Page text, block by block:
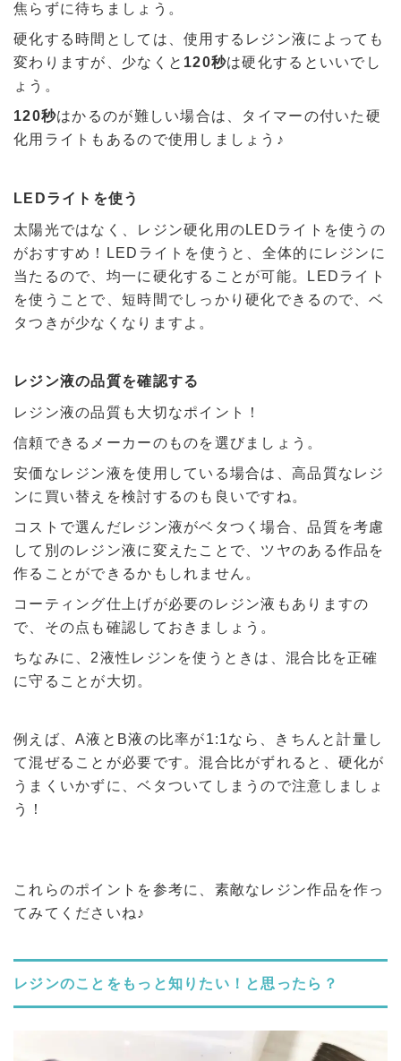
焦らずに待ちましょう。
硬化する時間としては、使用するレジン液によっても
変わりますが、少なくと 120秒は硬化するといいでし
ょう。
120秒はかるのが難しい場合は、タイマーの付いた硬
化用ライトもあるので使用しましょう♪
LEDライトを使う
太陽光ではなく、レジン硬化用のLEDライトを使うの
がおすすめ！LEDライトを使うと、全体的にレジンに
当たるので、均一に硬化することが可能。LEDライト
を使うことで、短時間でしっかり硬化できるので、ベ
タつきが少なくなりますよ。
レジン液の品質を確認する
レジン液の品質も大切なポイント！
信頼できるメーカーのものを選びましょう。
安価なレジン液を使用している場合は、高品質なレジ
ンに買い替えを検討するのも良いですね。
コストで選んだレジン液がベタつく場合、品質を考慮
して別のレジン液に変えたことで、ツヤのある作品を
作ることができるかもしれません。
コーティング仕上げが必要のレジン液もありますの
で、その点も確認しておきましょう。
ちなみに、2液性レジンを使うときは、混合比を正確
に守ることが大切。
例えば、A液とB液の比率が1:1なら、きちんと計量し
て混ぜることが必要です。混合比がずれると、硬化が
うまくいかずに、ベタついてしまうので注意しましょ
う！
これらのポイントを参考に、素敵なレジン作品を作っ
てみてくださいね♪
レジンのことをもっと知りたい！と思ったら？